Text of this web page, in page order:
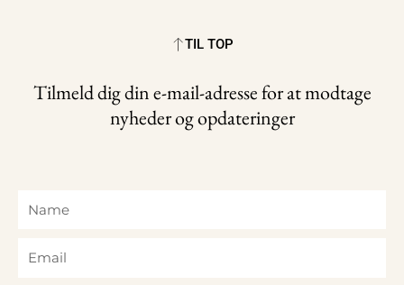
TIL TOP
Tilmeld dig din e-mail-adresse for at modtage
nyheder og opdateringer